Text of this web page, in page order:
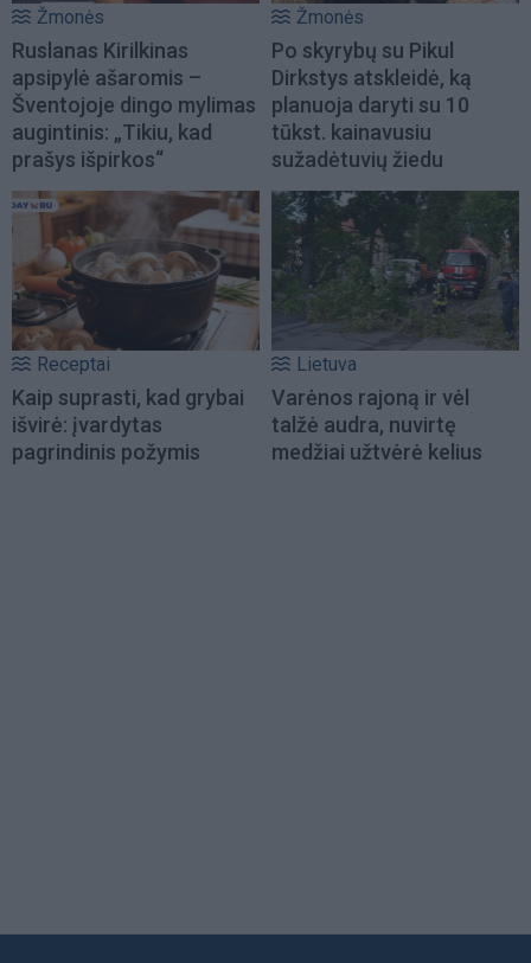
Žmonės
Ruslanas Kirilkinas
apsipylė ašaromis –
Šventojoje dingo mylimas
augintinis: „Tikiu, kad
prašys išpirkos“
Žmonės
Po skyrybų su Pikul
Dirkstys atskleidė, ką
planuoja daryti su 10
tūkst. kainavusiu
sužadėtuvių žiedu
Receptai
Kaip suprasti, kad grybai
išvirė: įvardytas
pagrindinis požymis
Lietuva
Varėnos rajoną ir vėl
talžė audra, nuvirtę
medžiai užtvėrė kelius